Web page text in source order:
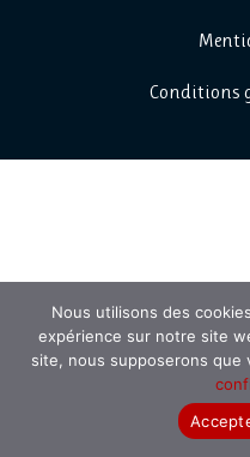
Conditions
Nous utilisons des
expérience sur notre site
site, nous supposerons que